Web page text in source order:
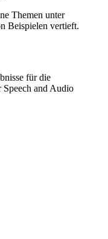
Themen unter
Beispielen vertieft.
für die
and Audio